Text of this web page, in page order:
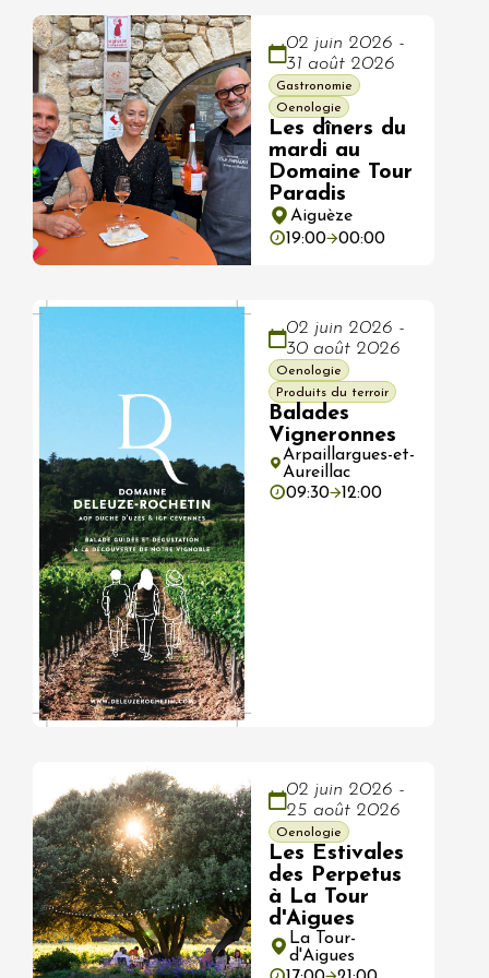
02 juin 2026 -
31 août 2026
Gastronomie
Oenologie
Les dîners du
mardi au
Domaine Tour
Paradis
Aiguèze
19:00
00:00
02 juin 2026 -
30 août 2026
Oenologie
Produits du terroir
Balades
Vigneronnes
Arpaillargues-et-
Aureillac
09:30
12:00
02 juin 2026 -
25 août 2026
Oenologie
Les Estivales
des Perpetus
à La Tour
d'Aigues
La Tour-
d'Aigues